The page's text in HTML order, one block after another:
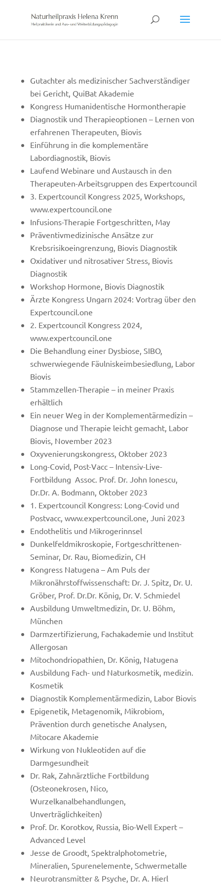
Gutachter als medizinischer Sachverständiger
bei Gericht, QuiBat Akademie
Kongress Humanidentische Hormontherapie
Diagnostik und Therapieoptionen – Lernen von
erfahrenen Therapeuten, Biovis
Einführung in die komplementäre
Labordiagnostik, Biovis
Laufend Webinare und Austausch in den
Therapeuten-Arbeitsgruppen des Expertcouncil
3. Expertcouncil Kongress 2025, Workshops,
www.expertcouncil.one
Infusions-Therapie Fortgeschritten, May
Präventivmedizinische Ansätze zur
Krebsrisikoeingrenzung, Biovis Diagnostik
Oxidativer und nitrosativer Stress, Biovis
Diagnostik
Workshop Hormone, Biovis Diagnostik
Ärzte Kongress Ungarn 2024: Vortrag über den
Expertcouncil.one
2. Expertcouncil Kongress 2024,
www.expertcouncil.one
Die Behandlung einer Dysbiose, SIBO,
schwerwiegende Fäulniskeimbesiedlung, Labor
Biovis
Stammzellen-Therapie – in meiner Praxis
erhältlich
Ein neuer Weg in der Komplementärmedizin –
Diagnose und Therapie leicht gemacht, Labor
Biovis, November 2023
Oxyvenierungskongress, Oktober 2023
Long-Covid, Post-Vacc – Intensiv-Live-
Fortbildung Assoc. Prof. Dr. John Ionescu,
Dr.Dr. A. Bodmann, Oktober 2023
1. Expertcouncil Kongress: Long-Covid und
Postvacc, www.expertcouncil.one, Juni 2023
Endothelitis und Mikrogerinnsel
Dunkelfeldmikroskopie, Fortgeschrittenen-
Seminar, Dr. Rau, Biomedizin, CH
Kongress Natugena – Am Puls der
Mikronährstoffwissenschaft: Dr. J. Spitz, Dr. U.
Gröber, Prof. Dr.Dr. König, Dr. V. Schmiedel
Ausbildung Umweltmedizin, Dr. U. Böhm,
München
Darmzertifizierung, Fachakademie und Institut
Allergosan
Mitochondriopathien, Dr. König, Natugena
Ausbildung Fach- und Naturkosmetik, medizin.
Kosmetik
Diagnostik Komplementärmedizin, Labor Biovis
Epigenetik, Metagenomik, Mikrobiom,
Prävention durch genetische Analysen,
Mitocare Akademie
Wirkung von Nukleotiden auf die
Darmgesundheit
Dr. Rak, Zahnärztliche Fortbildung
(Osteonekrosen, Nico,
Wurzelkanalbehandlungen,
Unverträglichkeiten)
Prof. Dr. Korotkov, Russia, Bio-Well Expert –
Advanced Level
Jesse de Groodt, Spektralphotometrie,
Mineralien, Spurenelemente, Schwermetalle
Neurotransmitter & Psyche, Dr. A. Hierl